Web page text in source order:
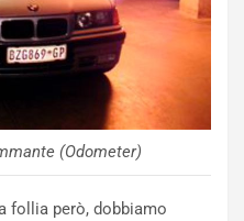
(Odometer)
follia però, dobbiamo